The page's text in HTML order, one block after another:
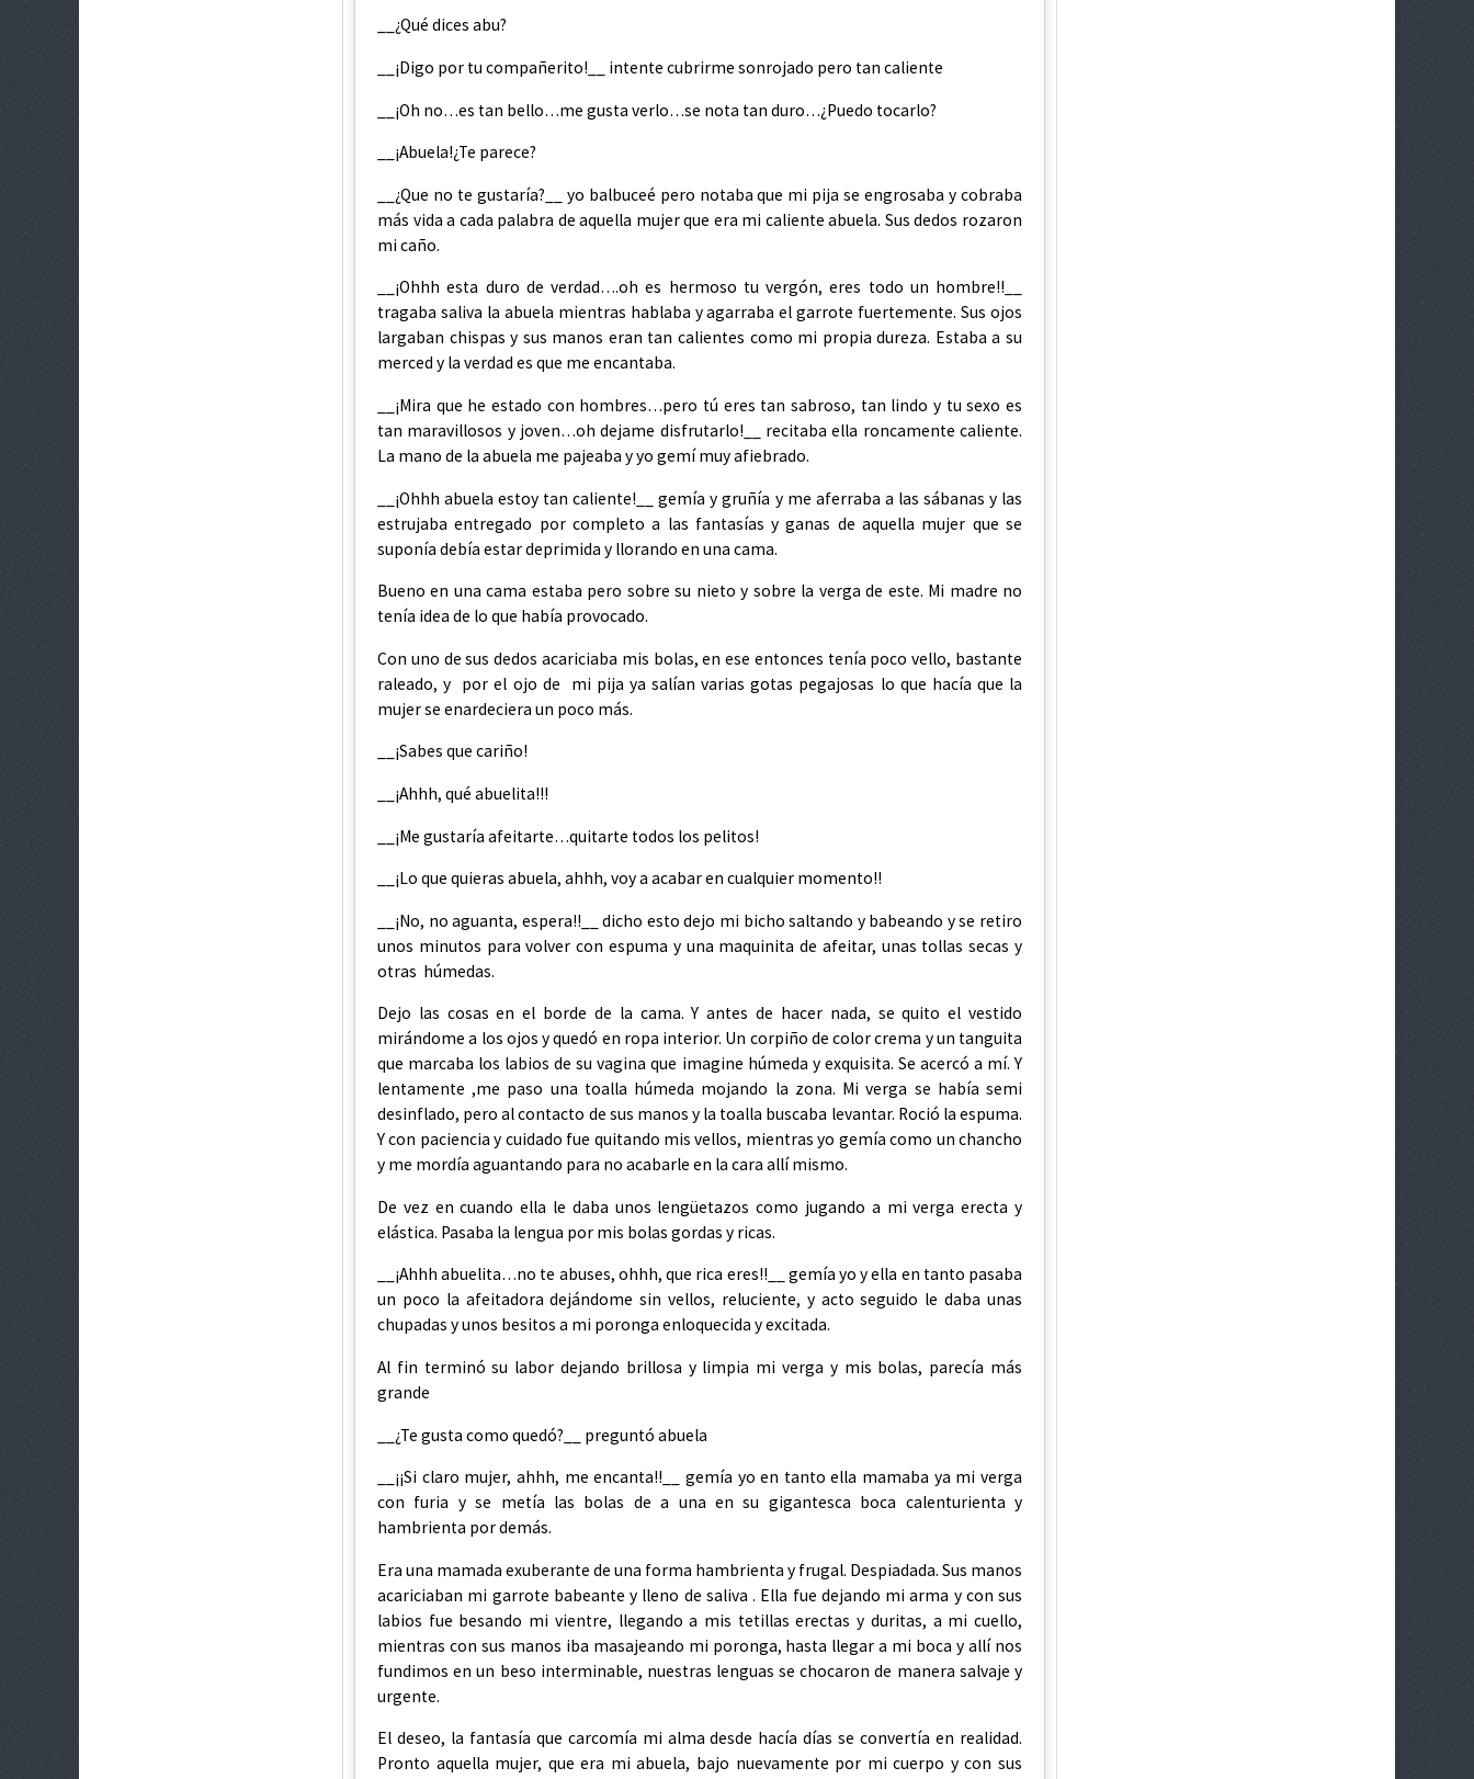
__¿Qué dices abu?
__¡Digo por tu compañerito!__ intente cubrirme sonrojado pero tan caliente
__¡Oh no…es tan bello…me gusta verlo…se nota tan duro…¿Puedo tocarlo?
__¡Abuela!¿Te parece?
__¿Que no te gustaría?__ yo balbuceé pero notaba que mi pija se engrosaba y cobraba
más vida a cada palabra de aquella mujer que era mi caliente abuela. Sus dedos rozaron
mi caño.
__¡Ohhh esta duro de verdad….oh es hermoso tu vergón, eres todo un hombre!!__
tragaba saliva la abuela mientras hablaba y agarraba el garrote fuertemente. Sus ojos
largaban chispas y sus manos eran tan calientes como mi propia dureza. Estaba a su
merced y la verdad es que me encantaba.
__¡Mira que he estado con hombres…pero tú eres tan sabroso, tan lindo y tu sexo es
tan maravillosos y joven…oh dejame disfrutarlo!__ recitaba ella roncamente caliente.
La mano de la abuela me pajeaba y yo gemí muy afiebrado.
__¡Ohhh abuela estoy tan caliente!__ gemía y gruñía y me aferraba a las sábanas y las
estrujaba entregado por completo a las fantasías y ganas de aquella mujer que se
suponía debía estar deprimida y llorando en una cama.
Bueno en una cama estaba pero sobre su nieto y sobre la verga de este. Mi madre no
tenía idea de lo que había provocado.
Con uno de sus dedos acariciaba mis bolas, en ese entonces tenía poco vello, bastante
raleado, y por el ojo de mi pija ya salían varias gotas pegajosas lo que hacía que la
mujer se enardeciera un poco más.
__¡Sabes que cariño!
__¡Ahhh, qué abuelita!!!
__¡Me gustaría afeitarte…quitarte todos los pelitos!
__¡Lo que quieras abuela, ahhh, voy a acabar en cualquier momento!!
__¡No, no aguanta, espera!!__ dicho esto dejo mi bicho saltando y babeando y se retiro
unos minutos para volver con espuma y una maquinita de afeitar, unas tollas secas y
otras húmedas.
Dejo las cosas en el borde de la cama. Y antes de hacer nada, se quito el vestido
mirándome a los ojos y quedó en ropa interior. Un corpiño de color crema y un tanguita
que marcaba los labios de su vagina que imagine húmeda y exquisita. Se acercó a mí. Y
lentamente ,me paso una toalla húmeda mojando la zona. Mi verga se había semi
desinflado, pero al contacto de sus manos y la toalla buscaba levantar. Roció la espuma.
Y con paciencia y cuidado fue quitando mis vellos, mientras yo gemía como un chancho
y me mordía aguantando para no acabarle en la cara allí mismo.
De vez en cuando ella le daba unos lengüetazos como jugando a mi verga erecta y
elástica. Pasaba la lengua por mis bolas gordas y ricas.
__¡Ahhh abuelita…no te abuses, ohhh, que rica eres!!__ gemía yo y ella en tanto pasaba
un poco la afeitadora dejándome sin vellos, reluciente, y acto seguido le daba unas
chupadas y unos besitos a mi poronga enloquecida y excitada.
Al fin terminó su labor dejando brillosa y limpia mi verga y mis bolas, parecía más
grande
__¿Te gusta como quedó?__ preguntó abuela
__¡¡Si claro mujer, ahhh, me encanta!!__ gemía yo en tanto ella mamaba ya mi verga
con furia y se metía las bolas de a una en su gigantesca boca calenturienta y
hambrienta por demás.
Era una mamada exuberante de una forma hambrienta y frugal. Despiadada. Sus manos
acariciaban mi garrote babeante y lleno de saliva . Ella fue dejando mi arma y con sus
labios fue besando mi vientre, llegando a mis tetillas erectas y duritas, a mi cuello,
mientras con sus manos iba masajeando mi poronga, hasta llegar a mi boca y allí nos
fundimos en un beso interminable, nuestras lenguas se chocaron de manera salvaje y
urgente.
El deseo, la fantasía que carcomía mi alma desde hacía días se convertía en realidad.
Pronto aquella mujer, que era mi abuela, bajo nuevamente por mi cuerpo y con sus